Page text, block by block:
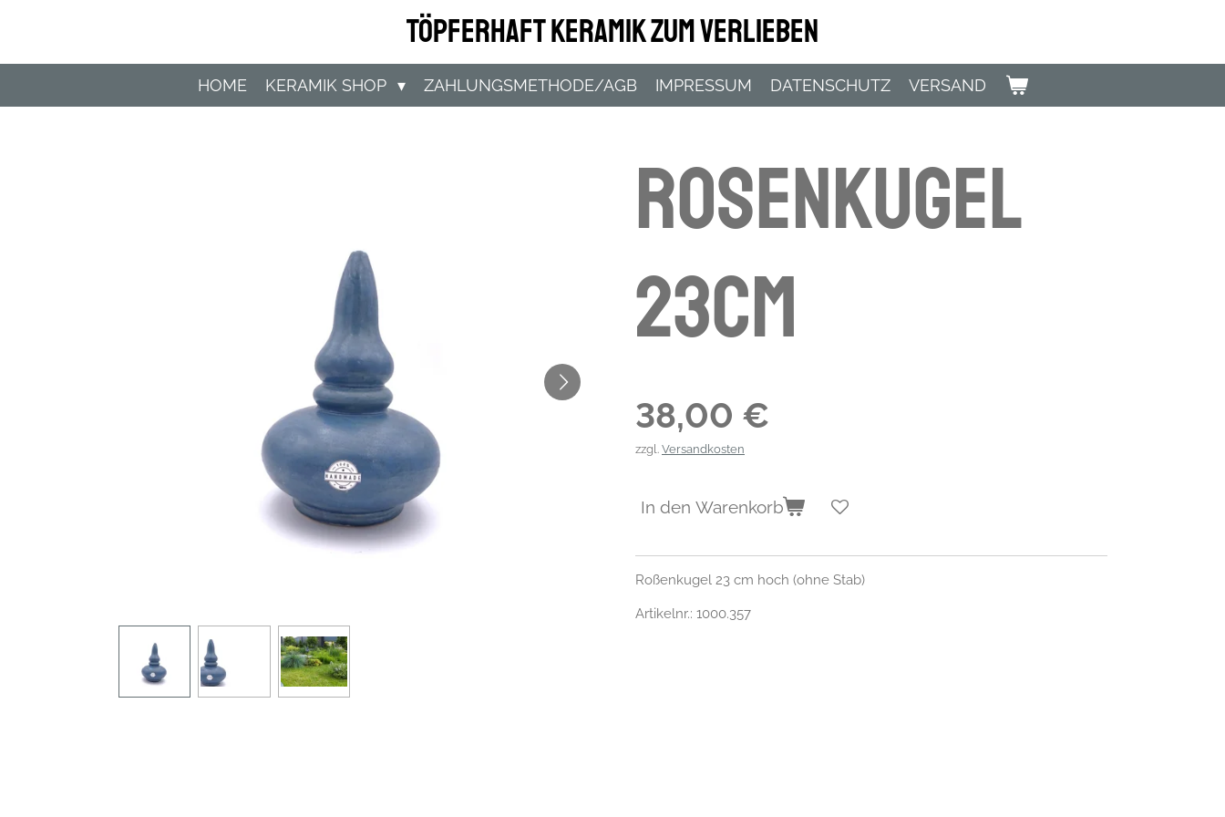
Töpferhaft Keramik zum Verlieben
HOME KERAMIK SHOP ZAHLUNGSMETHODE/AGB IMPRESSUM DATENSCHUTZ VERSAND
Rosenkugel
23cm
38,00 €
zzgl. Versandkosten
In den Warenkorb
Roßenkugel 23 cm hoch (ohne Stab)
Artikelnr.: 1000.357